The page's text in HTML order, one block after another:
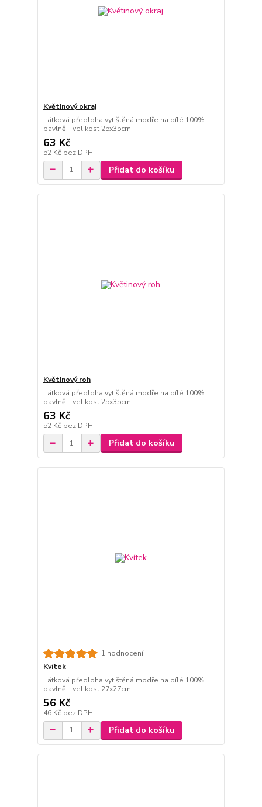
Květinový okraj
Látková předloha vytištěná modře na bílé 100%
bavlně - velikost 25x35cm
63 Kč
52 Kč bez DPH
Přidat do košíku
Květinový roh
Látková předloha vytištěná modře na bílé 100%
bavlně - velikost 25x35cm
63 Kč
52 Kč bez DPH
Přidat do košíku
1 hodnocení
Kvítek
Látková předloha vytištěná modře na bílé 100%
bavlně - velikost 27x27cm
56 Kč
46 Kč bez DPH
Přidat do košíku